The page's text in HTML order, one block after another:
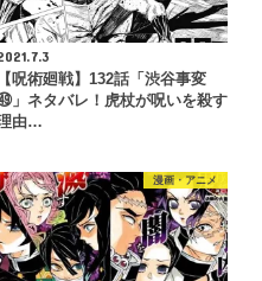
【呪術廻戦】132話「渋谷事変
」ネタバレ！虎杖が呪いを殺す
由…
漫画・アニメ